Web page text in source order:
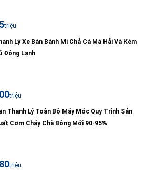
triệu
Lý Xe Bán Bánh Mì Chả Cá Má Hải Và Kèm
Đông Lạnh
triệu
Thanh Lý Toàn Bộ Máy Móc Quy Trình Sản
Cơm Cháy Chà Bông Mới 90-95%
triệu